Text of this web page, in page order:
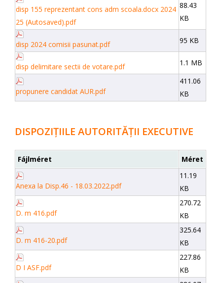
disp 155 reprezentant cons adm scoala.docx 2024
25 (Autosaved).pdf
88.43
KB
disp 2024 comisii pasunat.pdf 95 KB
disp delimitare sectii de votare.pdf 1.1 MB
propunere candidat AUR.pdf
411.06
KB
DISPOZIȚIILE AUTORITĂȚII EXECUTIVE
Fájlméret Méret
Anexa la Disp.46 - 18.03.2022.pdf
11.19
KB
D. m 416.pdf
270.72
KB
D. m 416-20.pdf
325.64
KB
D I ASF.pdf
227.86
KB